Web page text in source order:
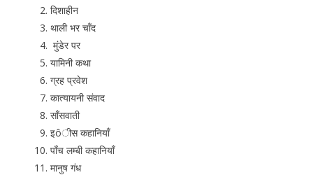
दिशाहीन
थाली भर चाँद
मुंडेर पर
यामिनी कथा
ग्रह प्रवेश
कात्यायनी संवाद
साँसवाती
इôीस कहानियाँ
पाँच लम्बी कहानियाँ
मानुष गंध